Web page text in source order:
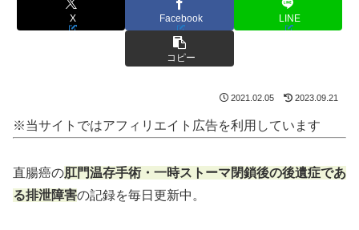
X Facebook LINE
コピー
2021.02.05 2023.09.21
※当サイトではアフィリエイト広告を利用しています
直腸癌の肛門温存手術・一時ストーマ閉鎖後の後遺症であ
る排泄障害の記録を毎日更新中。